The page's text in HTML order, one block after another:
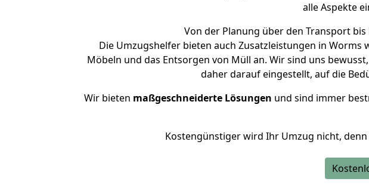
alle Aspekte
Von der Planung über den Transport
Die Umzugshelfer bieten auch Zusatzleistungen in Worms
Möbeln und das Entsorgen von Müll an. Wir sind uns
daher darauf eingestellt, auf die
Wir bieten maßgeschneiderte Lösungen und sind immer
Kostengünstiger wird Ihr Umzug nicht, denn